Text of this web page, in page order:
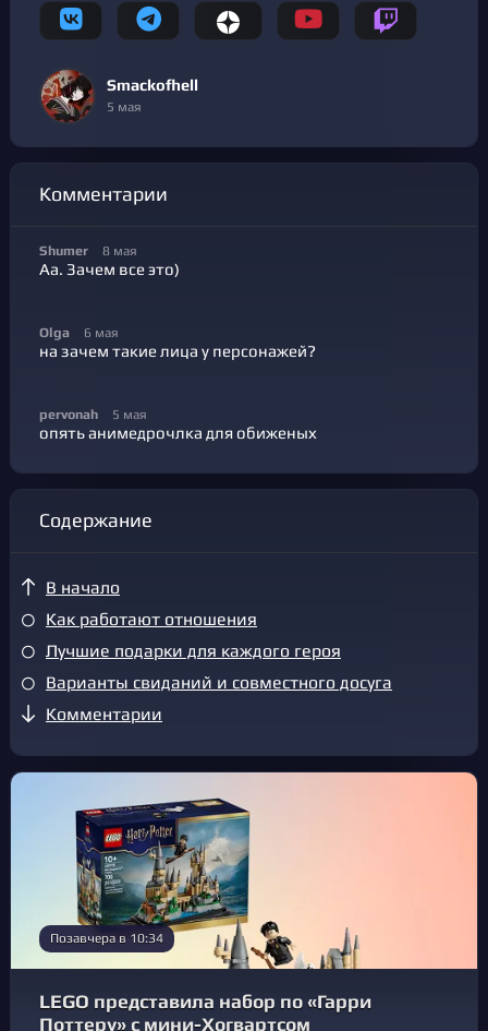
Smackofhell
5 мая
Комментарии
Shumer 8 мая
Аа. Зачем все это)
Olga 6 мая
на зачем такие лица у персонажей?
pervonah 5 мая
опять анимедрочлка для обиженых
Содержание
В начало
Как работают отношения
Лучшие подарки для каждого героя
Варианты свиданий и совместного досуга
Комментарии
Позавчера в 10:34
LEGO представила набор по «Гарри
Поттеру» с мини-Хогвартсом